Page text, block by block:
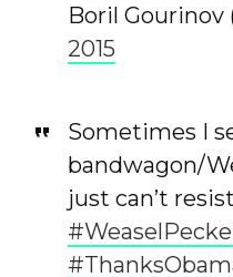
Boril Gourinov
2015
Sometimes I
bandwagon/
just can’t